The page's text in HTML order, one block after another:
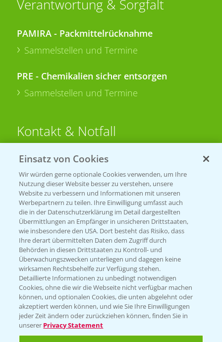
Verantwortung & Sorgfalt
PAMIRA - Packmittelrücknahme
Sammelstellen und Termine
PRE - Chemikalien sicher entsorgen
Sammelstellen und Termine
Kontakt & Notfall
Beratung auf WhatsApp
T.+49 (0)174 346 564 1
KONTAKT
Hilfe in Notfällen
T.+49 (0)214/30-20220
Folgen Sie uns
Einsatz von Cookies
Wir würden gerne optionale Cookies verwenden, um Ihre
Nutzung dieser Website besser zu verstehen, unsere
Website zu verbessern und Informationen mit unseren
Werbepartnern zu teilen. Ihre Einwilligung umfasst auch
die in der Datenschutzerklärung im Detail dargestellten
Übermittlungen an Empfänger in unsicheren Drittstaaten,
wie insbesondere den USA. Dort besteht das Risiko, dass
Ihre derart übermittelten Daten dem Zugriff durch
Behörden in diesen Drittstaaten zu Kontroll- und
Überwachungszwecken unterliegen und dagegen keine
wirksamen Rechtsbehelfe zur Verfügung stehen.
Detaillierte Informationen zu unbedingt notwendigen
Cookies, ohne die wir die Webseite nicht verfügbar machen
können, und optionalen Cookies, die unten abgelehnt oder
akzeptiert werden können, und wie Sie Ihre Einwilligungen
jeder Zeit ändern oder zurückziehen können, finden Sie in
unserer Privacy Statement